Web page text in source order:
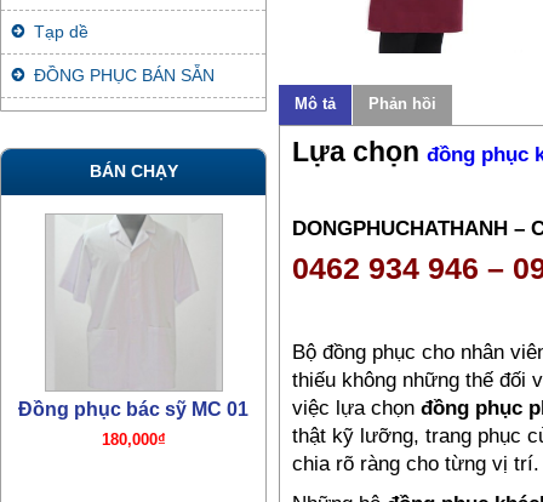
Mô tả Phản hồi
Lựa chọn đồng phục
DONGPHUCHATHANH –
0462 934 946 –
Bộ đồng phục cho nhân
thiếu không những thế đối
việc lựa chọn đồng phục
thật kỹ lưỡng, trang phục
chia rõ ràng cho từng vị trí.
Tạp dề
ĐỒNG PHỤC BÁN SẴN
BÁN CHẠY
Đồng phục bác sỹ TN07
380,000₫